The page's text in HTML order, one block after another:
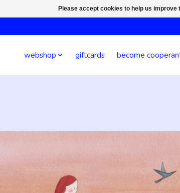
webshop giftcards become
Please accept cookies to help us improve